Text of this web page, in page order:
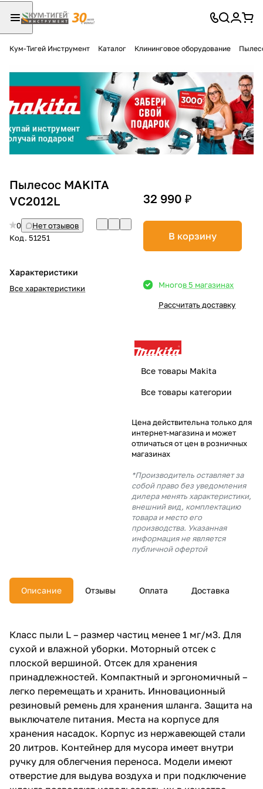
Кум-Тигей Инструмент Каталог Клининговое оборудование
Пылесос MAKITA
VC2012L
0
Нет отзывов
Код. 51251
Характеристики
Все характеристики
32 990 ₽
В корзину
Многов 5 магазинах
Рассчитать доставку
Все товары Makita
Все товары категории
Цена действительна только для
интернет-магазина и может
отличаться от цен в розничных
магазинах
*Производитель оставляет за
собой право без уведомления
дилера менять характеристики,
внешний вид, комплектацию
товара и место его
производства. Указанная
информация не является
публичной офертой
Описание Отзывы Оплата Доставка
Класс пыли L – размер частиц менее 1 мг/м3. Для
сухой и влажной уборки. Моторный отсек с
плоской вершиной. Отсек для хранения
принадлежностей. Компактный и эргономичный –
легко перемещать и хранить. Инновационный
резиновый ремень для хранения шланга. Защита на
выключателе питания. Места на корпусе для
хранения насадок. Корпус из нержавеющей стали
20 литров. Контейнер для мусора имеет внутри
ручку для облегчения переноса. Модели имеют
отверстие для выдува воздуха и при подключение
Разбейте
оплатуна части
без переплат
График платежей
Сегодня
25%
в корзину
% картой любого банка
% будут
с вашей карты
раз в 2
недели